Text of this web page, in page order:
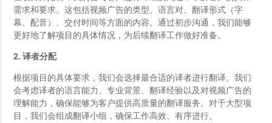
需求和要求。这包括视频广告的类型、语言对、翻译形式（字
幕、配音）、交付时间等方面的内容。通过初步沟通，我们能够
更好地了解项目的具体情况，为后续翻译工作做好准备。
2. 译者分配
根据项目的具体要求，我们会选择最合适的译者进行翻译。我们
会考虑译者的语言能力、专业背景、翻译经验以及对视频广告的
理解能力，确保能够为客户提供高质量的翻译服务。对于大型项
目，我们会组成翻译小组，确保工作高效、有序进行。